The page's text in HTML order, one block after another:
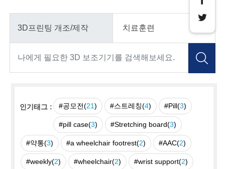
인기태그 : #공모전(21) #스트레칭(4) #Pill(3)
#pill case(3) #Stretching board(3)
#약통(3) #a wheelchair footrest(2) #AAC(2)
#weekly(2) #wheelchair(2) #wrist support(2)